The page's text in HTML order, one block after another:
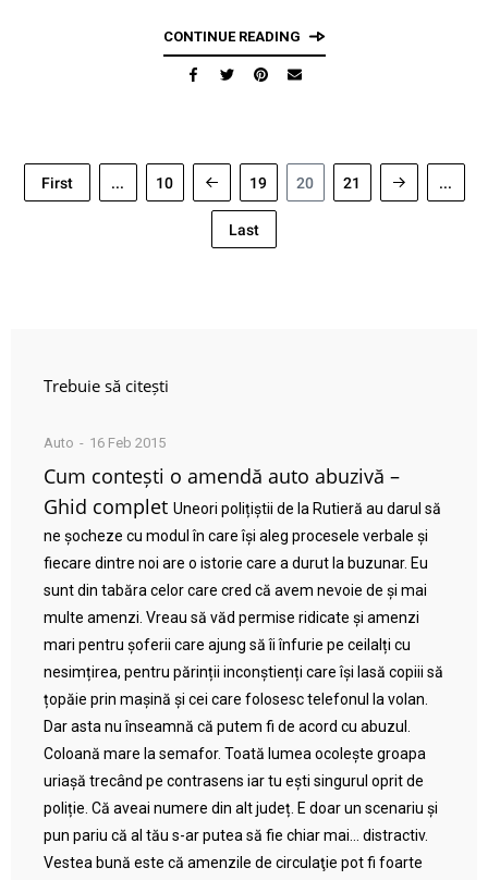
CONTINUE READING
First ... 10 19 20 21 ...
Last
Trebuie să citești
Auto 16 Feb 2015
Cum contești o amendă auto abuzivă –
Ghid complet Uneori polițiștii de la Rutieră au darul să
ne șocheze cu modul în care își aleg procesele verbale și
fiecare dintre noi are o istorie care a durut la buzunar. Eu
sunt din tabăra celor care cred că avem nevoie de și mai
multe amenzi. Vreau să văd permise ridicate și amenzi
mari pentru șoferii care ajung să îi înfurie pe ceilalți cu
nesimțirea, pentru părinții inconștienți care își lasă copiii să
țopăie prin mașină și cei care folosesc telefonul la volan.
Dar asta nu înseamnă că putem fi de acord cu abuzul.
Coloană mare la semafor. Toată lumea ocolește groapa
uriașă trecând pe contrasens iar tu ești singurul oprit de
poliție. Că aveai numere din alt județ. E doar un scenariu și
pun pariu că al tău s-ar putea să fie chiar mai… distractiv.
Vestea bună este că amenzile de circulaţie pot fi foarte